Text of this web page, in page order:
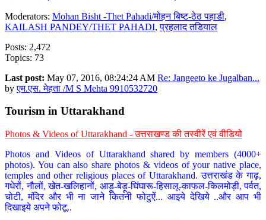
Moderators: Mohan Bisht -Thet Pahadi/मोहन बिष्ट-ठेठ पहाडी,
KAILASH PANDEY/THET PAHADI,प्रहलाद तडियाल
Posts: 2,472
Topics: 73
Last post: May 07, 2016, 08:24:24 AM Re: Jangeeto ke Jugalban...
byएम.एस. मेहता /M S Mehta 9910532720
Tourism in Uttarakhand
Photos & Videos of Uttarakhand - उत्तराखण्ड की तस्वीरें एवं वीडियो
Photos and Videos of Uttarakhand shared by members (4000+
photos). You can also share photos & videos of your native place,
temples and other religious places of Uttarakhand. उत्तराखंड के गाढ़,
गधेरों, नौलों, खेत-खलिहानों, आड़ू-बेड़ू-घिंघारू-हिसालू-काफल-किलमोड़ी, पर्वत,
चोटी, मंदिर और भी ना जाने कितनी फोटुऐं... आइये देखिये ..और आप भी
दिखाइये अपने फोटू..